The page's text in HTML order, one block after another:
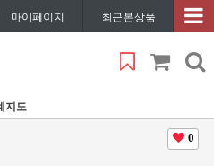
마이페이지 최근본상품
지도
0